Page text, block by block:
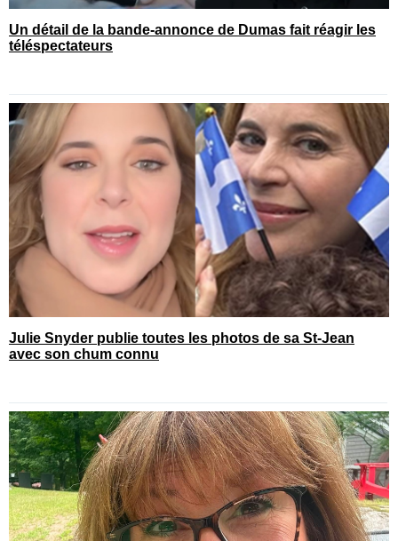
Un détail de la bande-annonce de Dumas fait réagir les
téléspectateurs
Julie Snyder publie toutes les photos de sa St-Jean
avec son chum connu